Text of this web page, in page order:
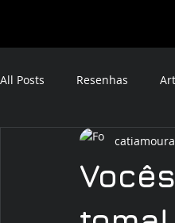
All Posts Resenhas
audiobook